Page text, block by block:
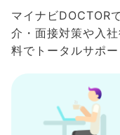
マイナビDOCTOR
介・面接対策や入
料でトータルサポー